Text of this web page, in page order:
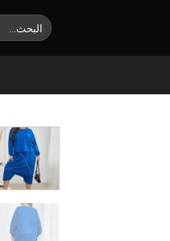
البحث
عن: